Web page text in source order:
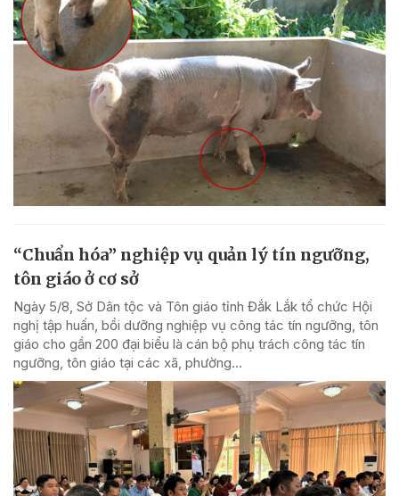
“Chuẩn hóa” nghiệp vụ quản lý tín ngưỡng,
tôn giáo ở cơ sở
Ngày 5/8, Sở Dân tộc và Tôn giáo tỉnh Đắk Lắk tổ chức Hội
nghị tập huấn, bồi dưỡng nghiệp vụ công tác tín ngưỡng, tôn
giáo cho gần 200 đại biểu là cán bộ phụ trách công tác tín
ngưỡng, tôn giáo tại các xã, phường...